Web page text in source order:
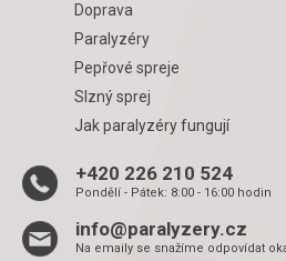
Doprava
Paralyzéry
Pepřové spreje
Slzný sprej
Jak paralyzéry fungují
+420 226 210 524
Pondělí - Pátek: 8:00 - 16:00 hodin
info@paralyzery.cz
Na emaily se snažíme odpovídat